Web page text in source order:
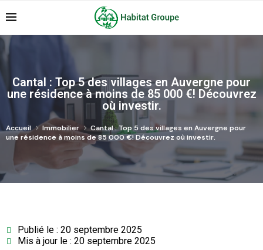
Cantal : Top 5 des villages en Auvergne pour
une résidence à moins de 85 000 €! Découvrez
où investir.
Accueil Immobilier
Cantal : Top 5 des villages en Auvergne pour
une résidence à moins de 85 000 €! Découvrez où investir.
Publié le : 20 septembre 2025
Mis à jour le : 20 septembre 2025